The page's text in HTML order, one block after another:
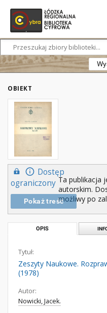
OBIEKT
Dostęp
ograniczony
Pokaż treść
Ta publikacja
autorskim.
możliwy po
OPIS
Tytuł:
Zeszyty Naukowe.
(1978)
Autor:
Nowicki, Jacek.